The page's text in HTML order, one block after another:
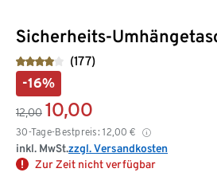
Sicherheits-
(177)
-16%
12,00 10,00
30-Tage-Bestpreis: 12,00 €
inkl. MwSt.zzgl. Versandkosten
Zur Zeit nicht verfügbar